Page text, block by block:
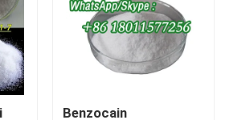
ham madde
Benzocain